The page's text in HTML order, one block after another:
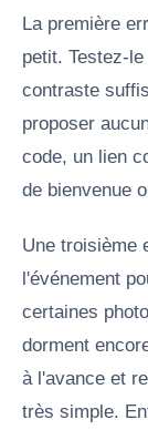
La première
petit. Testez-
contraste
proposer
code, un lien
de bienvenue
Une troisième
l'événement
certaines
dorment
à l'avance et
très simple.